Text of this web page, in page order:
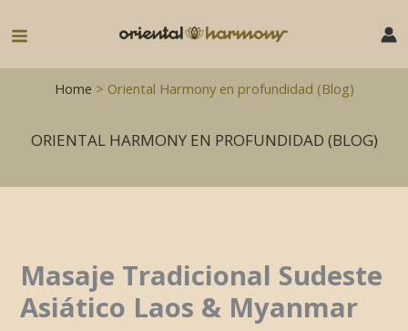
Main
MenuHome > Oriental Harmony en profundidad (Blog)
ORIENTAL HARMONY EN PROFUNDIDAD (BLOG)
Masaje Tradicional Sudeste
Asiático Laos & Myanmar